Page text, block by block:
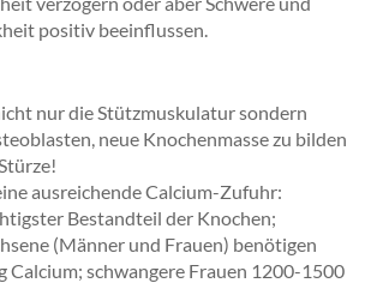
positiv beeinflussen.
nur die Stützmuskulatur sondern
neue Knochenmasse zu bilden
ausreichende Calcium-Zufuhr:
Bestandteil der Knochen;
(Männer und Frauen) benötigen
Calcium; schwangere Frauen 1200-1500